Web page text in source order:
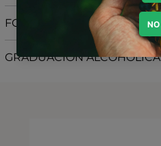
FORMATO
GRADUACIÓN ALCOHÓLICA